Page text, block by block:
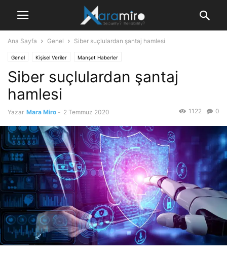
Ana Sayfa Genel Siber suçlulardan şantaj hamlesi
Genel Kişisel Veriler Manşet Haberler
Siber suçlulardan şantaj
hamlesi
Yazar Mara Miro - 2 Temmuz 2020 0
1122